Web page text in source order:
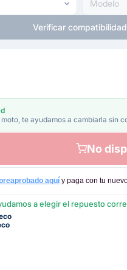
Verificar compatibilidad
te ayudamos a cambiarla sin
No
aquí y paga con tu
a elegir el repuesto